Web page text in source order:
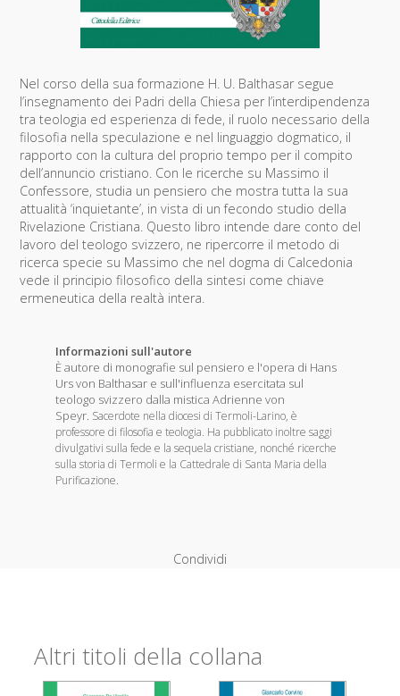
Nel corso della sua formazione H. U. Balthasar segue
l’insegnamento dei Padri della Chiesa per l’interdipendenza
tra teologia ed esperienza di fede, il ruolo necessario della
filosofia nella speculazione e nel linguaggio dogmatico, il
rapporto con la cultura del proprio tempo per il compito
dell’annuncio cristiano. Con le ricerche su Massimo il
Confessore, studia un pensiero che mostra tutta la sua
attualità ‘inquietante’, in vista di un fecondo studio della
Rivelazione Cristiana. Questo libro intende dare conto del
lavoro del teologo svizzero, ne ripercorre il metodo di
ricerca specie su Massimo che nel dogma di Calcedonia
vede il principio filosofico della sintesi come chiave
ermeneutica della realtà intera.
Informazioni sull'autore
È autore di monografie sul pensiero e l'opera di Hans
Urs von Balthasar e sull'influenza esercitata sul
teologo svizzero dalla mistica Adrienne von
Speyr. Sacerdote nella diocesi di Termoli-Larino, è
professore di filosofia e teologia. Ha pubblicato inoltre saggi
divulgativi sulla fede e la sequela cristiane, nonché ricerche
sulla storia di Termoli e la Cattedrale di Santa Maria della
Purificazione.
Condividi
Altri titoli della collana